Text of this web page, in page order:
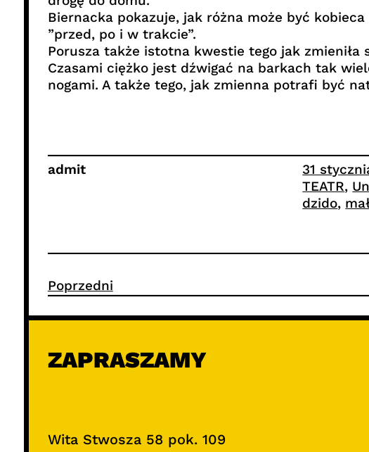
Biernacka pokazuje, jak różna może być
”przed, po i w trakcie”.
Porusza także istotna kwestie tego jak
Czasami ciężko jest dźwigać na barkach tak
nogami. A także tego, jak zmienna potrafi być
admit
31
TEATR,
dzido,
Poprzedni
ZAPRASZAMY
Wita Stwosza 58 pok. 109